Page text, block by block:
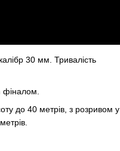
30 мм. Тривалість
фіналом.
до 40 метрів, з розривом у